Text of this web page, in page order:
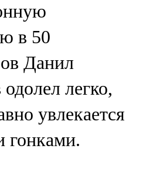
в 50
Данил
легко,
увлекается